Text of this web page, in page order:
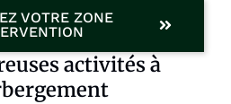
VOTRE ZONE
activités à